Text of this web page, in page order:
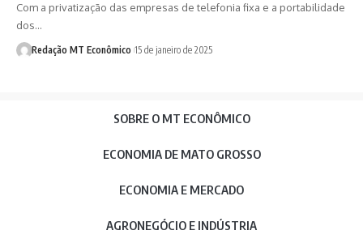
Com a privatização das empresas de telefonia fixa e a portabilidade
dos…
Redação MT Econômico 15 de janeiro de 2025
SOBRE O MT ECONÔMICO
ECONOMIA DE MATO GROSSO
ECONOMIA E MERCADO
AGRONEGÓCIO E INDÚSTRIA